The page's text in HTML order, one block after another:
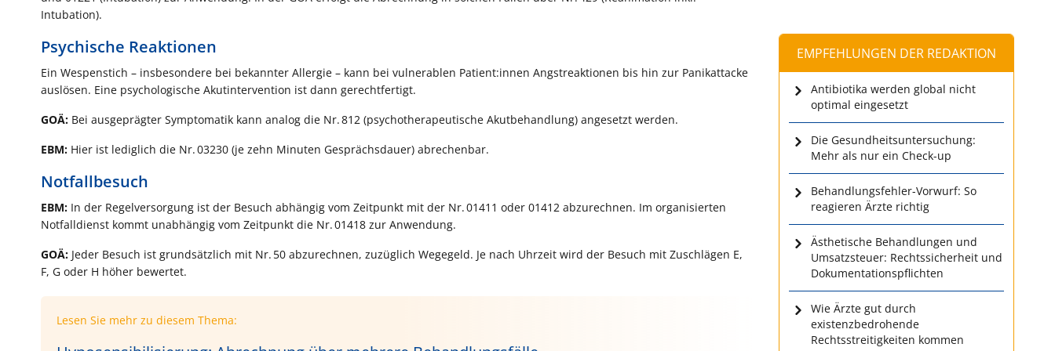
Intubation).
Psychische Reaktionen
Ein Wespenstich – insbesondere bei bekannter Allergie – kann bei vulnerablen Patient:innen Angstreaktionen bis hin zur Panikattacke
auslösen. Eine psychologische Akutintervention ist dann gerechtfertigt.
GOÄ: Bei ausgeprägter Symptomatik kann analog die Nr. 812 (psychotherapeutische Akutbehandlung) angesetzt werden.
EBM: Hier ist lediglich die Nr. 03230 (je zehn Minuten Gesprächsdauer) abrechenbar.
Notfallbesuch
EBM: In der Regelversorgung ist der Besuch abhängig vom Zeitpunkt mit der Nr. 01411 oder 01412 abzurechnen. Im organisierten
Notfalldienst kommt unabhängig vom Zeitpunkt die Nr. 01418 zur Anwendung.
GOÄ: Jeder Besuch ist grundsätzlich mit Nr. 50 abzurechnen, zuzüglich Wegegeld. Je nach Uhrzeit wird der Besuch mit Zuschlägen E,
F, G oder H höher bewertet.
Lesen Sie mehr zu diesem Thema:
EMPFEHLUNGEN DER REDAKTION
Antibiotika werden global nicht
optimal eingesetzt
Die Gesundheitsuntersuchung:
Mehr als nur ein Check-up
Behandlungsfehler-Vorwurf: So
reagieren Ärzte richtig
Ästhetische Behandlungen und
Umsatzsteuer: Rechtssicherheit und
Dokumentationspflichten
Wie Ärzte gut durch
existenzbedrohende
Rechtsstreitigkeiten kommen